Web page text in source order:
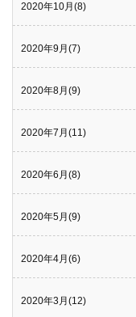
2020年10月(8)
2020年9月(7)
2020年8月(9)
2020年7月(11)
2020年6月(8)
2020年5月(9)
2020年4月(6)
2020年3月(12)